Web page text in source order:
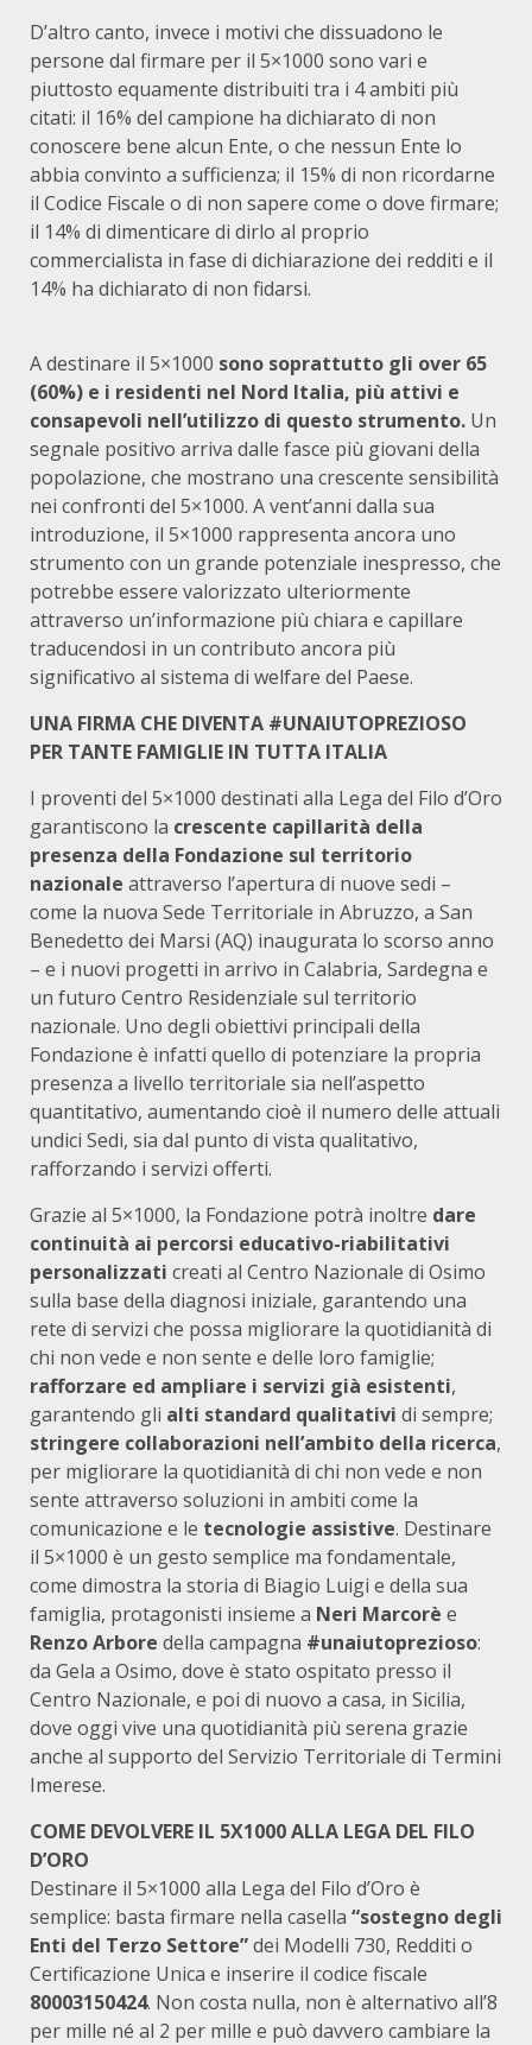
D’altro canto, invece i motivi che dissuadono le
persone dal firmare per il 5×1000 sono vari e
piuttosto equamente distribuiti tra i 4 ambiti più
citati: il 16% del campione ha dichiarato di non
conoscere bene alcun Ente, o che nessun Ente lo
abbia convinto a sufficienza; il 15% di non ricordarne
il Codice Fiscale o di non sapere come o dove firmare;
il 14% di dimenticare di dirlo al proprio
commercialista in fase di dichiarazione dei redditi e il
14% ha dichiarato di non fidarsi.
A destinare il 5×1000 sono soprattutto gli over 65
(60%) e i residenti nel Nord Italia, più attivi e
consapevoli nell’utilizzo di questo strumento. Un
segnale positivo arriva dalle fasce più giovani della
popolazione, che mostrano una crescente sensibilità
nei confronti del 5×1000. A vent’anni dalla sua
introduzione, il 5×1000 rappresenta ancora uno
strumento con un grande potenziale inespresso, che
potrebbe essere valorizzato ulteriormente
attraverso un’informazione più chiara e capillare
traducendosi in un contributo ancora più
significativo al sistema di welfare del Paese.
UNA FIRMA CHE DIVENTA #UNAIUTOPREZIOSO
PER TANTE FAMIGLIE IN TUTTA ITALIA
I proventi del 5×1000 destinati alla Lega del Filo d’Oro
garantiscono la crescente capillarità della
presenza della Fondazione sul territorio
nazionale attraverso l’apertura di nuove sedi –
come la nuova Sede Territoriale in Abruzzo, a San
Benedetto dei Marsi (AQ) inaugurata lo scorso anno
– e i nuovi progetti in arrivo in Calabria, Sardegna e
un futuro Centro Residenziale sul territorio
nazionale. Uno degli obiettivi principali della
Fondazione è infatti quello di potenziare la propria
presenza a livello territoriale sia nell’aspetto
quantitativo, aumentando cioè il numero delle attuali
undici Sedi, sia dal punto di vista qualitativo,
rafforzando i servizi offerti.
Grazie al 5×1000, la Fondazione potrà inoltre dare
continuità ai percorsi educativo-riabilitativi
personalizzati creati al Centro Nazionale di Osimo
sulla base della diagnosi iniziale, garantendo una
rete di servizi che possa migliorare la quotidianità di
chi non vede e non sente e delle loro famiglie;
rafforzare ed ampliare i servizi già esistenti,
garantendo gli alti standard qualitativi di sempre;
stringere collaborazioni nell’ambito della ricerca,
per migliorare la quotidianità di chi non vede e non
sente attraverso soluzioni in ambiti come la
comunicazione e le tecnologie assistive. Destinare
il 5×1000 è un gesto semplice ma fondamentale,
come dimostra la storia di Biagio Luigi e della sua
famiglia, protagonisti insieme a Neri Marcorè e
Renzo Arbore della campagna #unaiutoprezioso:
da Gela a Osimo, dove è stato ospitato presso il
Centro Nazionale, e poi di nuovo a casa, in Sicilia,
dove oggi vive una quotidianità più serena grazie
anche al supporto del Servizio Territoriale di Termini
Imerese.
COME DEVOLVERE IL 5X1000 ALLA LEGA DEL FILO
D’ORO
Destinare il 5×1000 alla Lega del Filo d’Oro è
semplice: basta firmare nella casella “sostegno degli
Enti del Terzo Settore”dei Modelli 730, Redditi o
Certificazione Unica e inserire il codice fiscale
80003150424. Non costa nulla, non è alternativo all’8
per mille né al 2 per mille e può davvero cambiare la